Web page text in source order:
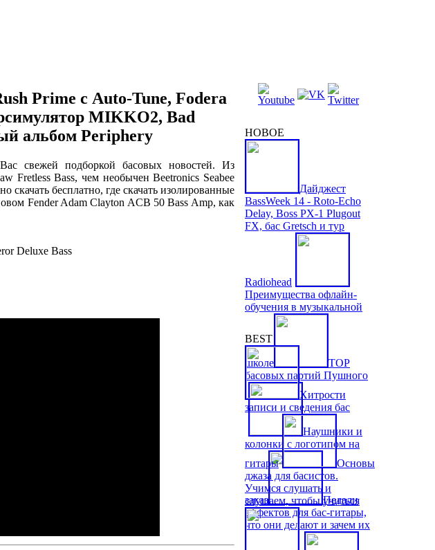
Prime с Auto-Tune, Fodera
MIKKO2, Bad
альбом Periphery
свежей подборкой басовых новостей. Из
Fretless Bass, чем необычен Beetronics Seabee
бесплатно, где скачать изолированные
Fender Adam Clayton ACB 50 Bass Amp, как
Deluxe Bass
НОВОЕ
Дайджест
BassWeek 14 - Roto-Echo
Delay, Boss PX-1 Plugout
FX, бас Gretsch и тур
Radiohead
Преимущества офлайн-
обучения в музыкальной
школе
TOP
басовых партий Пушного
Наушники и
колонки с логотипом на
заказ
Педали
эффектов для бас-гитары,
что они делают и зачем их
BEST
Хитрости
записи и сведения бас
гитары
Основы
джаза для басистов.
Учимся слушать и
слушаем, чтобы учиться